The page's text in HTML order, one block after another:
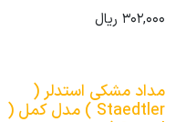
302,000 ریال
مداد مشکی استدلر (
Staedtler ) مدل کمل (